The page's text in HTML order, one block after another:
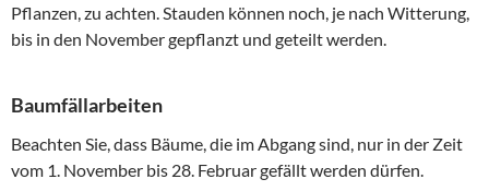
Pflanzen, zu achten. Stauden können noch, je nach Witterung,
bis in den November gepflanzt und geteilt werden.
Baumfällarbeiten
Beachten Sie, dass Bäume, die im Abgang sind, nur in der Zeit
vom 1. November bis 28. Februar gefällt werden dürfen.